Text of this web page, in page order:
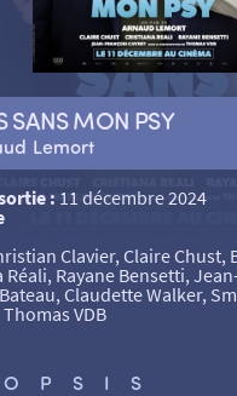
SANS MON PSY
Lemort
: 11 décembre 2024
Clavier, Claire Chust,
Réali, Rayane Bensetti,
Claudette Walker,
VDB